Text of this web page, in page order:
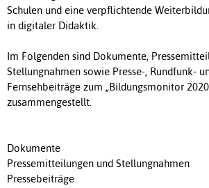
Schulen und eine verpflichtende
in digitaler Didaktik.
Im Folgenden sind Dokumente,
Stellungnahmen sowie Presse-, Rundfunk-
Fernsehbeiträge zum „Bildungsmonitor
zusammengestellt.
Dokumente
Pressemitteilungen und Stellungnahmen
Pressebeiträge